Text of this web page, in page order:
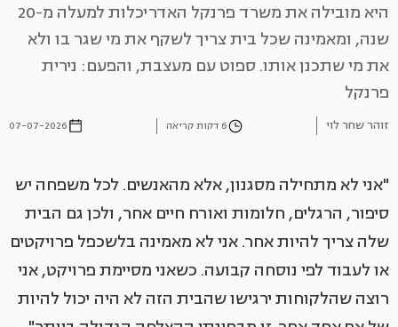
היא מובילה את משרד פרנקל האדריכלות למעלה מ-20
שנה, ומאמינה שכל בית צריך לשקף את מי שגר בו ולא
את מי שתכנן אותו. ספוט עם מעצבת, והפעם: נירית
פרנקל
זוהר שחר לוי 6 דקות קריאה 07-07-2026
"אני לא מתחילה מסגנון, אלא מהאנשים. לכל משפחה יש
סיפור, הרגלים, חלומות ואורח חיים אחר, ולכן גם הבית
שלה צריך להיות אחר. אני לא מאמינה בלשכפל פרויקטים
או לעבוד לפי נוסחה קבועה. כשאני מסיימת פרויקט, אני
רוצה שהלקוחות ירגישו שהבית הזה לא היה יכול להיות